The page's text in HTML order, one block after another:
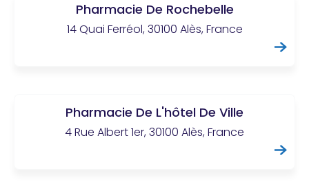
Pharmacie De Rochebelle
14 Quai Ferréol, 30100 Alès, France
Pharmacie De L'hôtel De Ville
4 Rue Albert 1er, 30100 Alès, France